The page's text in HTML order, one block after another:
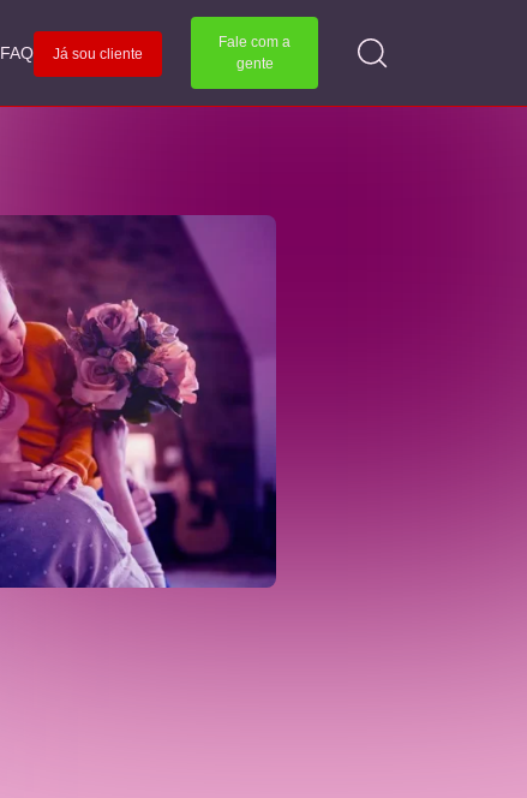
FAQ Já sou cliente
Fale com a
gente